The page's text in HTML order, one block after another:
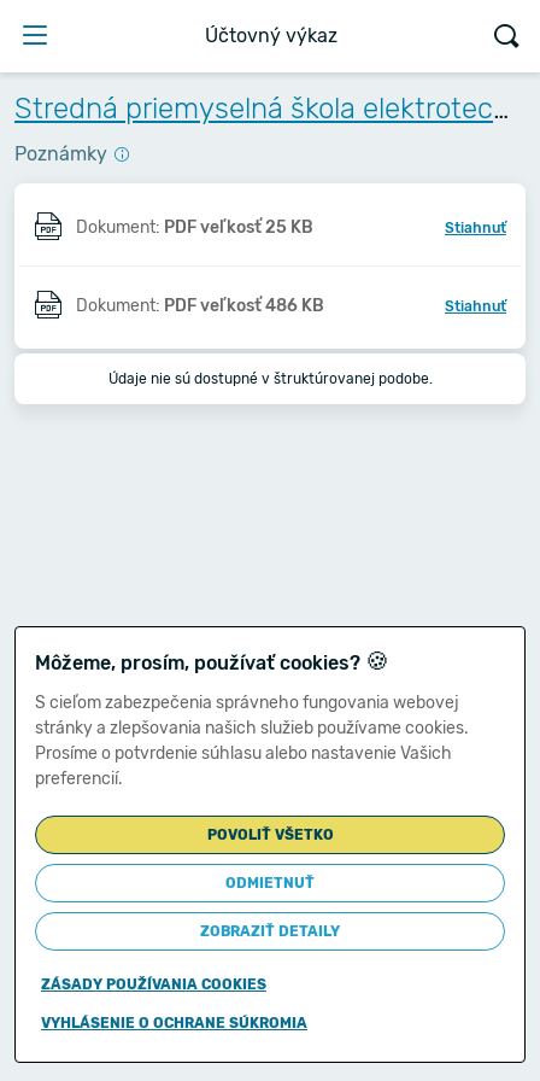
Účtovný výkaz
Stredná priemyselná škola elektrotechnická, Komenského 44, Košice
Poznámky
Dokument: PDF veľkosť 25 KB Stiahnuť
Dokument: PDF veľkosť 486 KB Stiahnuť
Údaje nie sú dostupné v štruktúrovanej podobe.
Môžeme, prosím, používať cookies? 🍪
S cieľom zabezpečenia správneho fungovania webovej
stránky a zlepšovania našich služieb používame cookies.
Prosíme o potvrdenie súhlasu alebo nastavenie Vašich
preferencií.
POVOLIŤ VŠETKO
ODMIETNUŤ
ZOBRAZIŤ DETAILY
ZÁSADY POUŽÍVANIA COOKIES
VYHLÁSENIE O OCHRANE SÚKROMIA
Copyright © 2011-2026